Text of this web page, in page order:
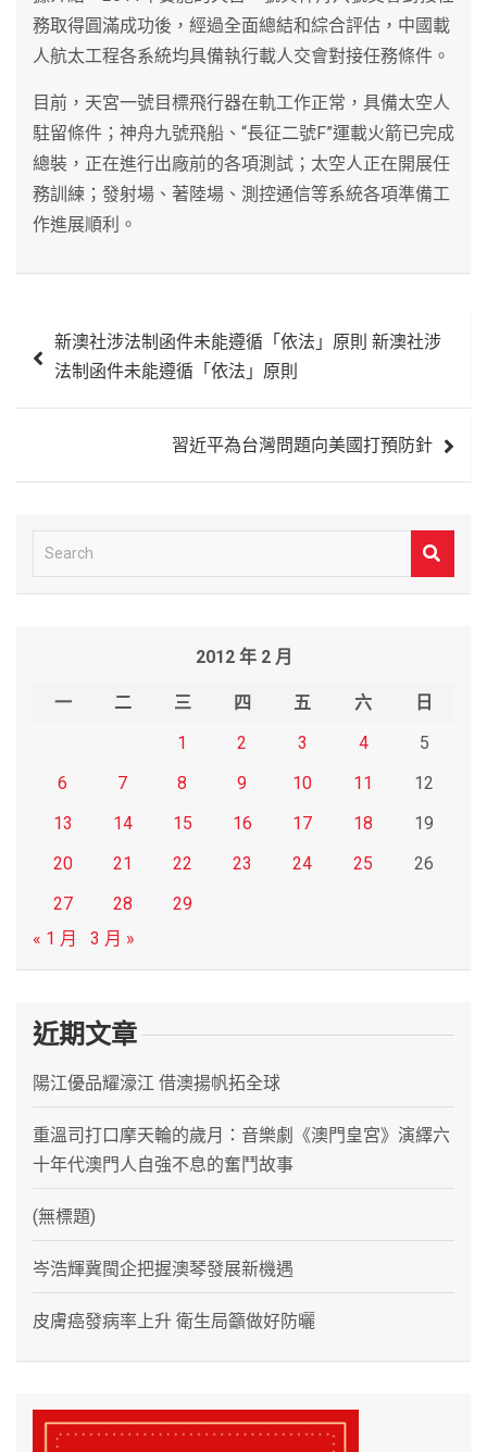
務取得圓滿成功後，經過全面總結和綜合評估，中國載
人航太工程各系統均具備執行載人交會對接任務條件。
目前，天宮一號目標飛行器在軌工作正常，具備太空人
駐留條件；神舟九號飛船、“長征二號F”運載火箭已完成
總裝，正在進行出廠前的各項測試；太空人正在開展任
務訓練；發射場、著陸場、測控通信等系統各項準備工
作進展順利。
章 新澳社涉法制函件未能遵循「依法」原則 新澳社涉
法制函件未能遵循「依法」原則
習近平為台灣問題向美國打預防針
e
2012 年 2 月
一 二 三 四 五 六
日
1
2 3 4
5
6
7 8 9 10 11
12
13
14 15 16 17 18
19
20
21 22 23 24 25
26
27
28
29
« 1 月
3 月 »
近期文章
陽江優品耀濠江 借澳揚帆拓全球
重溫司打口摩天輪的歲月：音樂劇《澳門皇宮》演繹六
十年代澳門人自強不息的奮鬥故事
(無標題)
岑浩輝冀閩企把握澳琴發展新機遇
皮膚癌發病率上升 衛生局籲做好防曬